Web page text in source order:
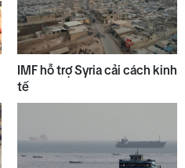
IMF hỗ trợ Syria cải cách kinh
tế